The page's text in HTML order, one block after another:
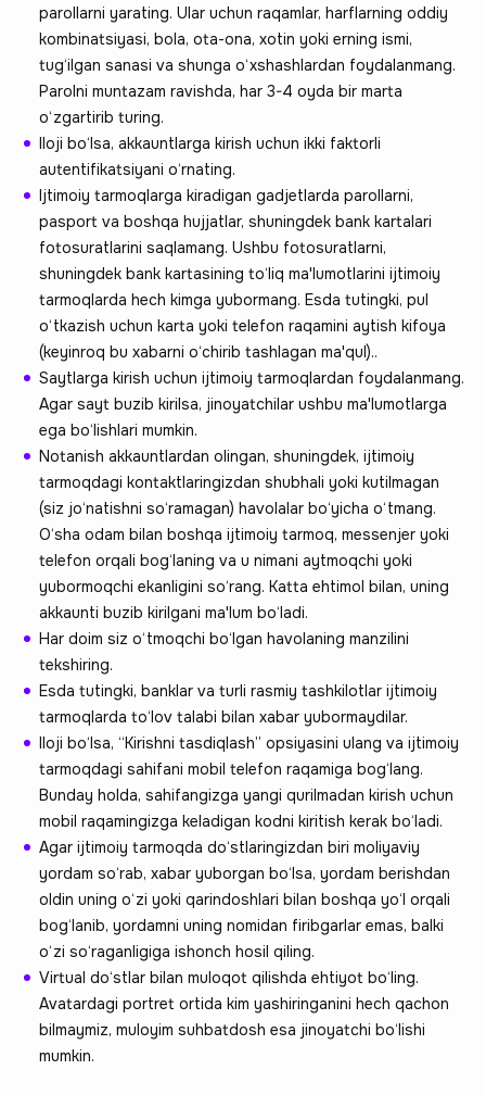
parollarni yarating. Ular uchun raqamlar, harflarning oddiy
kombinatsiyasi, bola, ota-ona, xotin yoki erning ismi,
tug‘ilgan sanasi va shunga o‘xshashlardan foydalanmang.
Parolni muntazam ravishda, har 3-4 oyda bir marta
o‘zgartirib turing.
Iloji bo‘lsa, akkauntlarga kirish uchun ikki faktorli
autentifikatsiyani o‘rnating.
Ijtimoiy tarmoqlarga kiradigan gadjetlarda parollarni,
pasport va boshqa hujjatlar, shuningdek bank kartalari
fotosuratlarini saqlamang. Ushbu fotosuratlarni,
shuningdek bank kartasining to‘liq ma'lumotlarini ijtimoiy
tarmoqlarda hech kimga yubormang. Esda tutingki, pul
o‘tkazish uchun karta yoki telefon raqamini aytish kifoya
(keyinroq bu xabarni o‘chirib tashlagan ma'qul)..
Saytlarga kirish uchun ijtimoiy tarmoqlardan foydalanmang.
Agar sayt buzib kirilsa, jinoyatchilar ushbu ma'lumotlarga
ega bo‘lishlari mumkin.
Notanish akkauntlardan olingan, shuningdek, ijtimoiy
tarmoqdagi kontaktlaringizdan shubhali yoki kutilmagan
(siz jo‘natishni so‘ramagan) havolalar bo‘yicha o‘tmang.
O‘sha odam bilan boshqa ijtimoiy tarmoq, messenjer yoki
telefon orqali bog‘laning va u nimani aytmoqchi yoki
yubormoqchi ekanligini so‘rang. Katta ehtimol bilan, uning
akkaunti buzib kirilgani ma'lum bo‘ladi.
Har doim siz o‘tmoqchi bo‘lgan havolaning manzilini
tekshiring.
Esda tutingki, banklar va turli rasmiy tashkilotlar ijtimoiy
tarmoqlarda to‘lov talabi bilan xabar yubormaydilar.
Iloji bo‘lsa, “Kirishni tasdiqlash” opsiyasini ulang va ijtimoiy
tarmoqdagi sahifani mobil telefon raqamiga bog‘lang.
Bunday holda, sahifangizga yangi qurilmadan kirish uchun
mobil raqamingizga keladigan kodni kiritish kerak bo‘ladi.
Agar ijtimoiy tarmoqda do‘stlaringizdan biri moliyaviy
yordam so‘rab, xabar yuborgan bo‘lsa, yordam berishdan
oldin uning o‘zi yoki qarindoshlari bilan boshqa yo‘l orqali
bog‘lanib, yordamni uning nomidan firibgarlar emas, balki
o‘zi so‘raganligiga ishonch hosil qiling.
Virtual do‘stlar bilan muloqot qilishda ehtiyot bo‘ling.
Avatardagi portret ortida kim yashiringanini hech qachon
bilmaymiz, muloyim suhbatdosh esa jinoyatchi bo‘lishi
mumkin.